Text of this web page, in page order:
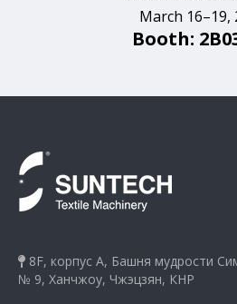
March 16–19,
Booth:
 8F, корпус A, Башня мудрости
№ 9, Ханчжоу, Чжэцзян, КНР